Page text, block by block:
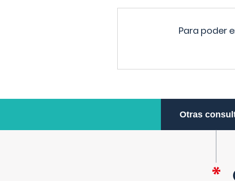
Para poder
Otras